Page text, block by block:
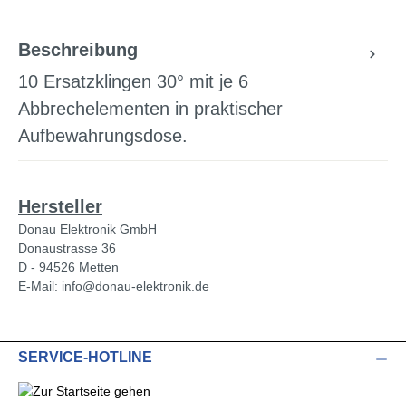
Beschreibung
10 Ersatzklingen 30° mit je 6
Abbrechelementen in praktischer
Aufbewahrungsdose.
Hersteller
Donau Elektronik GmbH
Donaustrasse 36
D - 94526 Metten
E-Mail: info@donau-elektronik.de
SERVICE-HOTLINE